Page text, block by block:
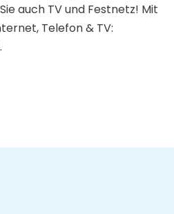
auch TV und Festnetz! Mit
Telefon & TV: